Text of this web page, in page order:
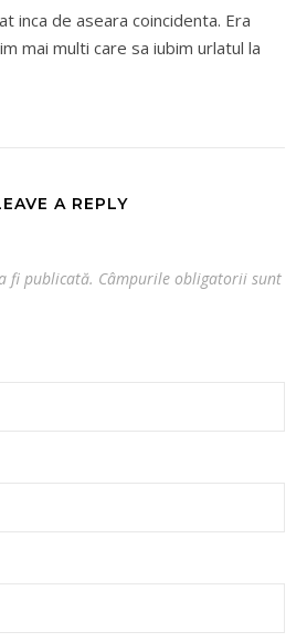
inca de aseara coincidenta. Era
mai multi care sa iubim urlatul la
A REPLY
fi publicată. Câmpurile obligatorii sunt